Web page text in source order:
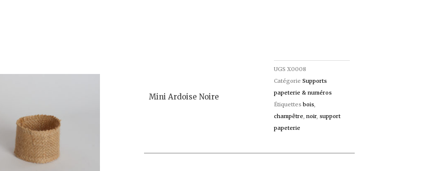
Mini Ardoise Noire
UGS X0008
Catégorie Supports
papeterie & numéros
Étiquettes bois,
champêtre, noir, support
papeterie